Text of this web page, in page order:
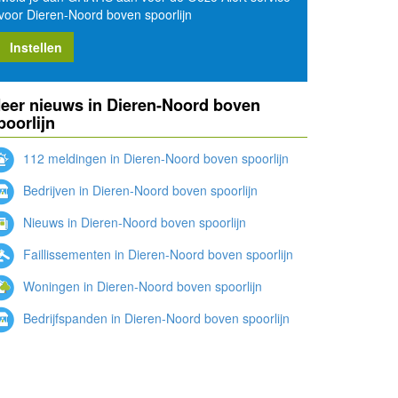
Dieren-Noord boven spoorlijn
Instellen
nieuws in Dieren-Noord boven
112 meldingen in Dieren-Noord boven spoorlijn
Bedrijven in Dieren-Noord boven spoorlijn
Nieuws in Dieren-Noord boven spoorlijn
Faillissementen in Dieren-Noord boven spoorlijn
Woningen in Dieren-Noord boven spoorlijn
Bedrijfspanden in Dieren-Noord boven spoorlijn